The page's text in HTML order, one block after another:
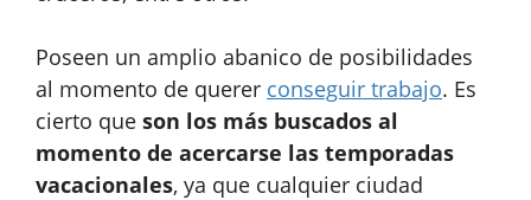
Poseen un amplio abanico de posibilidades
al momento de querer conseguir trabajo. Es
cierto que son los más buscados al
momento de acercarse las temporadas
vacacionales, ya que cualquier ciudad